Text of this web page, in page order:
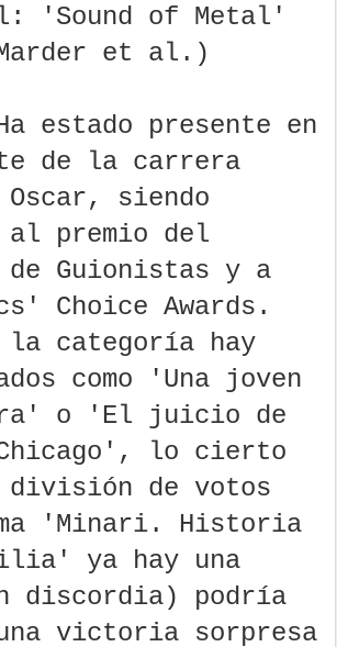
'Sound of Metal'
Marder et al.)
estado presente en
de la carrera
siendo
al premio del
Guionistas y a
Choice Awards.
la categoría hay
como 'Una joven
o 'El juicio de
lo cierto
división de votos
'Minari. Historia
ya hay una
discordia) podría
victoria sorpresa